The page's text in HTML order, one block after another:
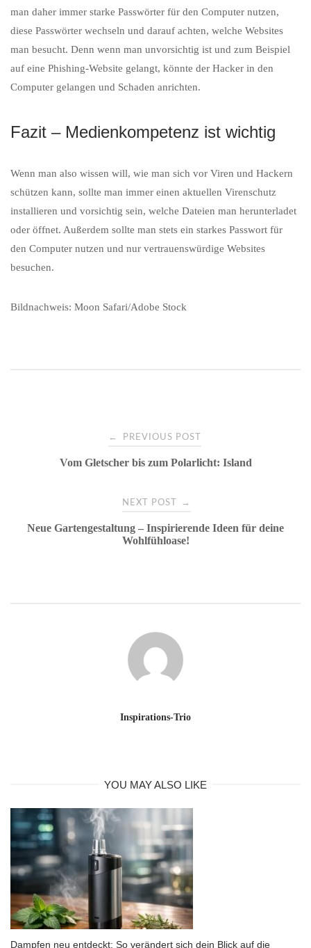
man daher immer starke Passwörter für den Computer nutzen,
diese Passwörter wechseln und darauf achten, welche Websites
man besucht. Denn wenn man unvorsichtig ist und zum Beispiel
auf eine Phishing-Website gelangt, könnte der Hacker in den
Computer gelangen und Schaden anrichten.
Fazit – Medienkompetenz ist wichtig
Wenn man also wissen will, wie man sich vor Viren und Hackern
schützen kann, sollte man immer einen aktuellen Virenschutz
installieren und vorsichtig sein, welche Dateien man herunterladet
oder öffnet. Außerdem sollte man stets ein starkes Passwort für
den Computer nutzen und nur vertrauenswürdige Websites
besuchen.
Bildnachweis: Moon Safari/Adobe Stock
navigation
← PREVIOUS POST
Vom Gletscher bis zum Polarlicht: Island
NEXT POST →
Neue Gartengestaltung – Inspirierende Ideen für deine
Wohlfühloase!
Inspirations-Trio
YOU MAY ALSO LIKE
Dampfen neu entdeckt: So verändert sich dein Blick auf die